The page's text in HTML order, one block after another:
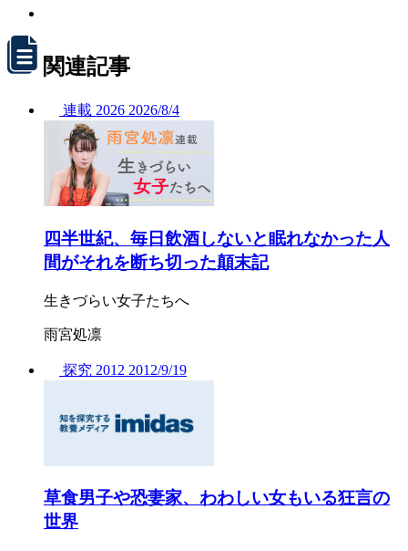
関連記事
連載 2026 2026/8/4
四半世紀、毎日飲酒しないと眠れなかった人
間がそれを断ち切った顛末記
生きづらい女子たちへ
雨宮処凛
探究 2012 2012/9/19
草食男子や恐妻家、わわしい女もいる狂言の
世界